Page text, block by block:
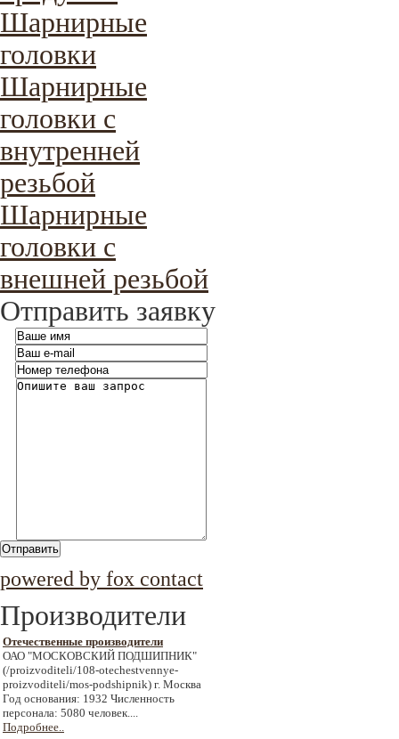
Шарнирные
головки
Шарнирные
головки с
внутренней
резьбой
Шарнирные
головки с
внешней резьбой
Отправить заявку
Отправить
powered by fox contact
Производители
Отечественные производители
ОАО "МОСКОВСКИЙ ПОДШИПНИК"
(/proizvoditeli/108-otechestvennye-
proizvoditeli/mos-podshipnik) г. Москва
Год основания: 1932 Численность
персонала: 5080 человек....
Подробнее..